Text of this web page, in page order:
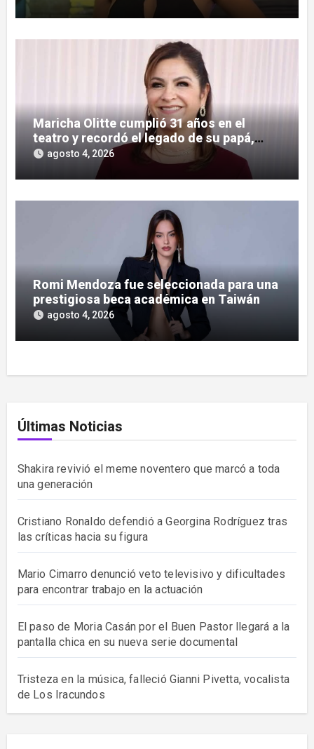
Maricha Olitte cumplió 31 años en el
teatro y recordó el legado de su papá,
José Olitte
agosto 4, 2026
Romi Mendoza fue seleccionada para una
prestigiosa beca académica en Taiwán
agosto 4, 2026
Últimas Noticias
Shakira revivió el meme noventero que marcó a toda
una generación
Cristiano Ronaldo defendió a Georgina Rodríguez tras
las críticas hacia su figura
Mario Cimarro denunció veto televisivo y dificultades
para encontrar trabajo en la actuación
El paso de Moria Casán por el Buen Pastor llegará a la
pantalla chica en su nueva serie documental
Tristeza en la música, falleció Gianni Pivetta, vocalista
de Los Iracundos